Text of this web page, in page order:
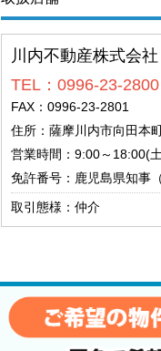
川内不動産株式会社
TEL：0996-23-2800
FAX：0996-23-2801
住所：薩摩川内市向田本
営業時間：9:00～18:00(
免許番号：鹿児島県知事
取引態様：仲介